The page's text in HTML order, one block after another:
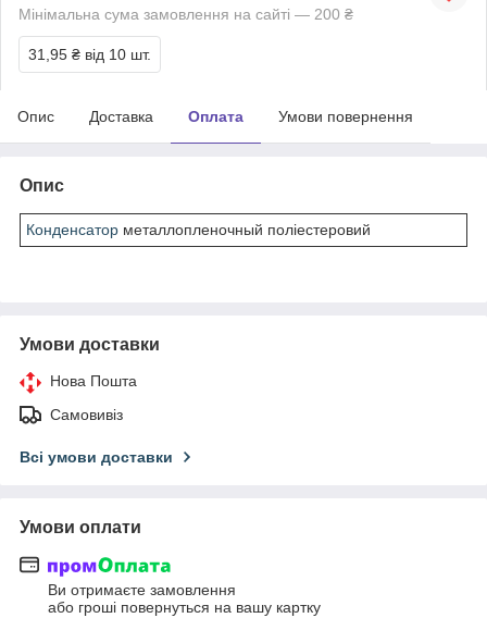
Мінімальна сума замовлення на сайті — 200 ₴
31,95 ₴ від 10 шт.
Опис Доставка Оплата Умови повернення
Опис
Конденсатор металлопленочный поліестеровий
Умови доставки
Нова Пошта
Самовивіз
Всі умови доставки
Умови оплати
Ви отримаєте замовлення
або гроші повернуться на вашу картку